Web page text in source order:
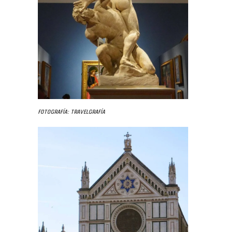
Fotografía: Travelgrafía